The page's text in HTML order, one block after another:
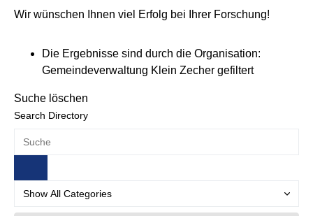
Wir wünschen Ihnen viel Erfolg bei Ihrer Forschung!
Die Ergebnisse sind durch die Organisation:
Gemeindeverwaltung Klein Zecher gefiltert
Suche löschen
Search Directory